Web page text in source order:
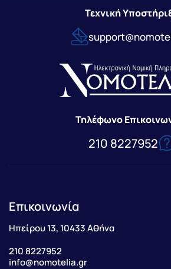
Τεχνική
Τηλέφωνο
210 8227952
Επικοινωνία
Ηπείρου 13, 10433 Αθήνα
210 8227952
info@nomotelia.gr